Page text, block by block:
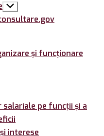
Arată
submeniul
și funcționare
pe funcții și a
interese